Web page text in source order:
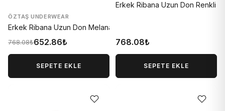
ÖZTAŞ UNDERWEAR
Erkek Ribana Uzun Don Melanaj 1156-A
768.08₺652.86₺
SEPETE EKLE
Erkek Ribana Uzun Don Renkli
768.08₺
SEPETE EKLE